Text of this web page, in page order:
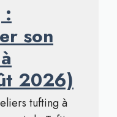
son
2026)
tufting à